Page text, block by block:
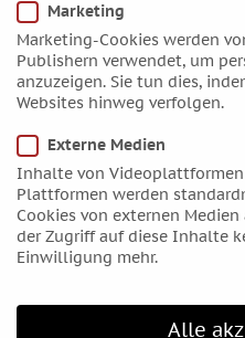
Mai 2018
April 2018
März 2018
Februar 2018
Januar 2018
Dezember 2017
November 2017
Oktober 2017
September 2017
Marketing
Marketing-Cookies werden
Publishern verwendet, um
anzuzeigen. Sie tun dies,
Websites hinweg verfolgen.
Externe Medien
Inhalte von
Plattformen werden
Cookies von externen
der Zugriff auf diese Inhalte
Einwilligung mehr.
Alle